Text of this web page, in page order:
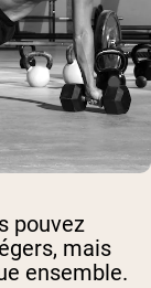
pouvez
mais
ensemble.